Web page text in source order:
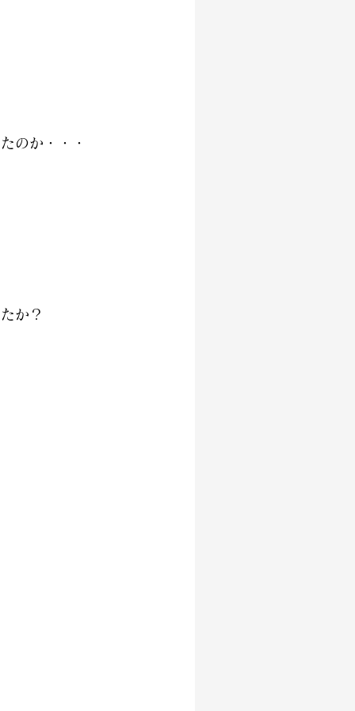
のか・・・
か？